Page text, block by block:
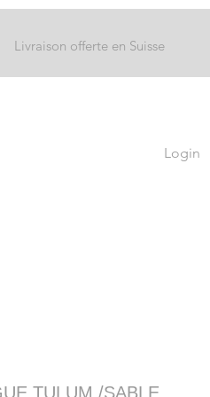
Livraison offerte en Suisse
Login
TULUM /SABLE